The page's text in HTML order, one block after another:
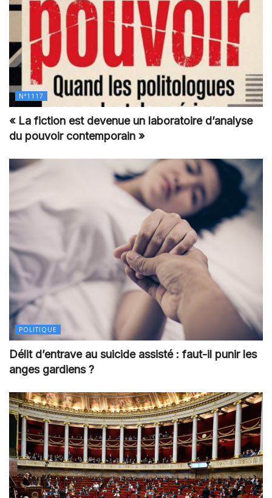
N°1117
« La fiction est devenue un laboratoire d’analyse
du pouvoir contemporain »
POLITIQUE
Délit d’entrave au suicide assisté : faut-il punir les
anges gardiens ?